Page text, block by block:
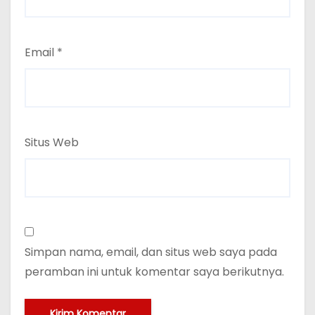
Email *
Situs Web
Simpan nama, email, dan situs web saya pada
peramban ini untuk komentar saya berikutnya.